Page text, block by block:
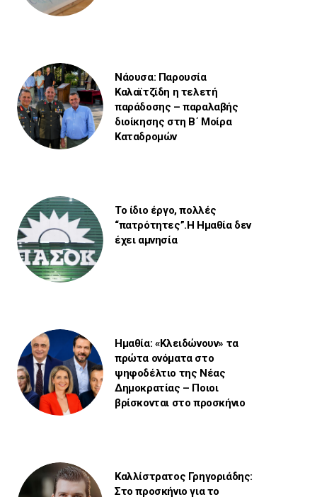
Νάουσα: Παρουσία
Καλαϊτζίδη η τελετή
παράδοσης – παραλαβής
διοίκησης στη Β΄ Μοίρα
Καταδρομών
Το ίδιο έργο, πολλές
“πατρότητες”.Η Ημαθία δεν
έχει αμνησία
Ημαθία: «Κλειδώνουν» τα
πρώτα ονόματα στο
ψηφοδέλτιο της Νέας
Δημοκρατίας – Ποιοι
βρίσκονται στο προσκήνιο
Καλλίστρατος Γρηγοριάδης:
Στο προσκήνιο για το